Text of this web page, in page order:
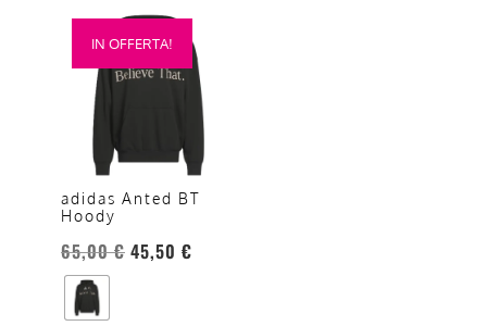
IN OFFERTA!
adidas Anted BT
Hoody
65,00€ 45,50 €
Questo
prodotto
varianti.
opzioni
possono
essere
scelte
nella